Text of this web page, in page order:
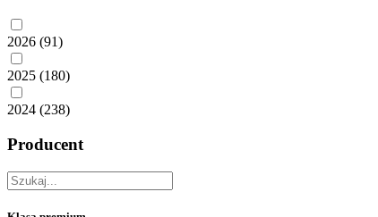
2026 (91)
2025 (180)
2024 (238)
Producent